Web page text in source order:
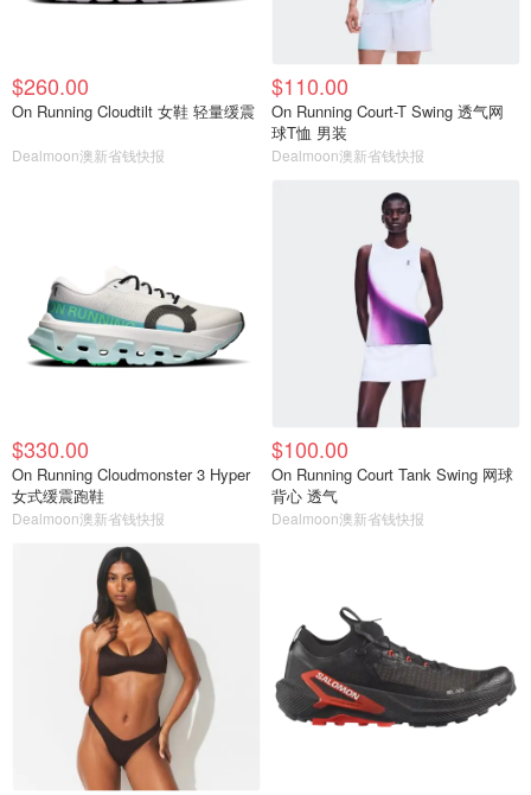
$260.00
On Running Cloudtilt 女鞋 轻量缓震
Dealmoon澳新省钱快报
$110.00
On Running Court-T Swing 透气网
球T恤 男装
Dealmoon澳新省钱快报
$330.00
On Running Cloudmonster 3 Hyper
女式缓震跑鞋
Dealmoon澳新省钱快报
$100.00
On Running Court Tank Swing 网球
背心 透气
Dealmoon澳新省钱快报